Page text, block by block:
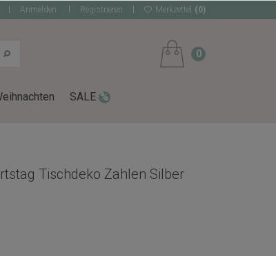
Anmelden Registrieren Merkzettel (0)
0
SALE
Tischdeko Zahlen Silber